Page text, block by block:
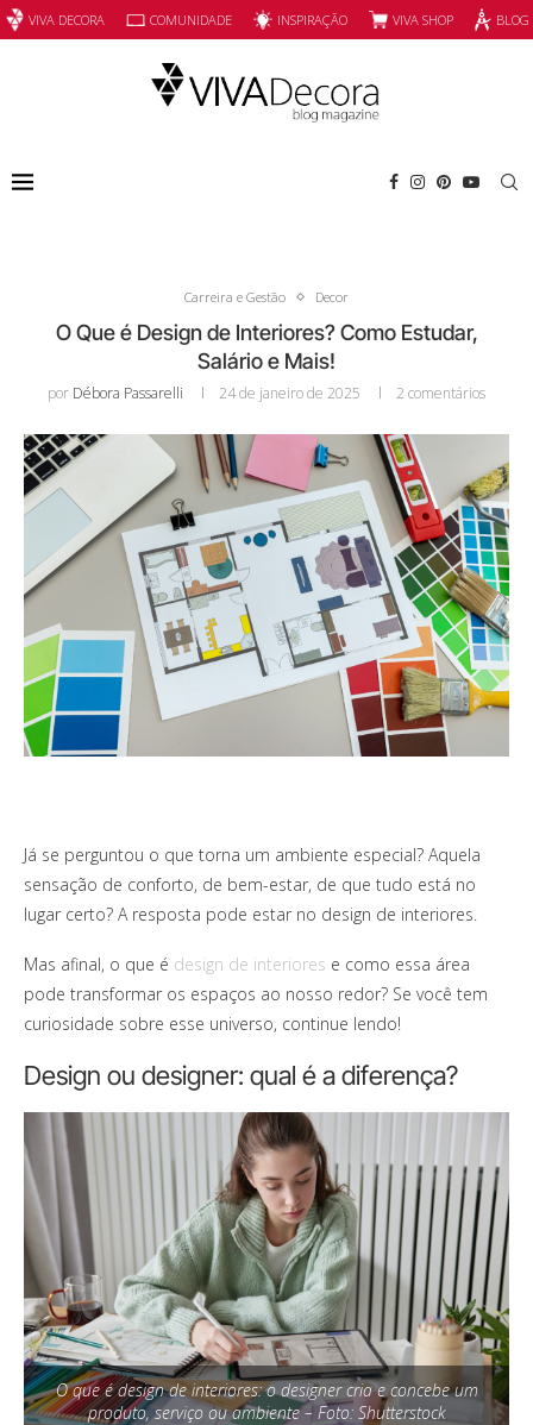
VIVA DECORA COMUNIDADE INSPIRAÇÃO VIVA SHOP
Carreira e Gestão Decor
O Que é Design de Interiores? Como Estudar,
Salário e Mais!
por Débora Passarelli 24 de janeiro de 2025 2 comentários
Já se perguntou o que torna um ambiente especial? Aquela
sensação de conforto, de bem-estar, de que tudo está no
lugar certo? A resposta pode estar no design de interiores.
Mas afinal, o que é design de interiores e como essa área
pode transformar os espaços ao nosso redor? Se você tem
curiosidade sobre esse universo, continue lendo!
Design ou designer: qual é a diferença?
O que é design de interiores: o designer cria e concebe um
produto, serviço ou ambiente – Foto: Shutterstock